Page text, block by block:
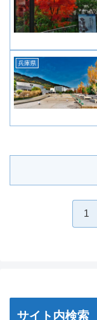
兵庫県
1
サイト内検索